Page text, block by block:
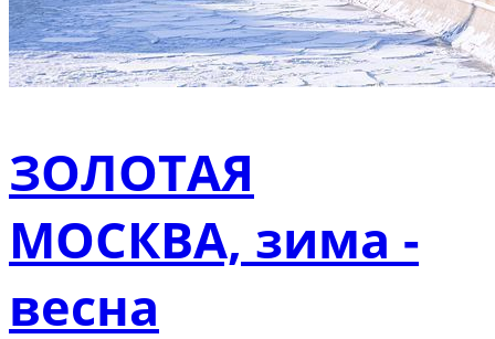
ЗОЛОТАЯ
МОСКВА, зима -
весна